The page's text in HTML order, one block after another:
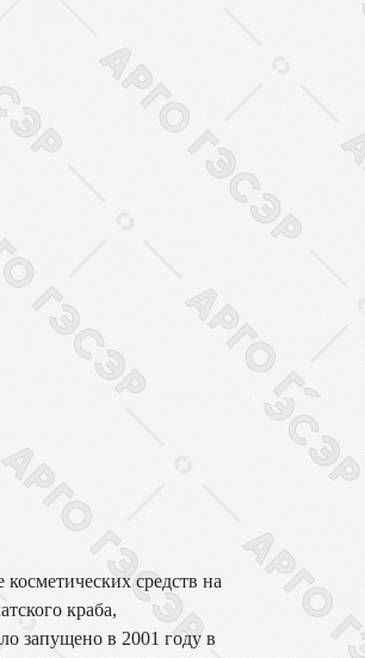
средств на
краба,
запущено в 2001 году в